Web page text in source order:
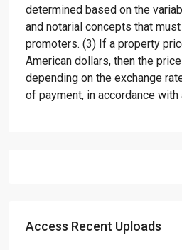
determined based on the
and notarial concepts that
promoters. (3) If a property
American dollars, then the
depending on the exchange
of payment, in accordance
Access Recent Uploads